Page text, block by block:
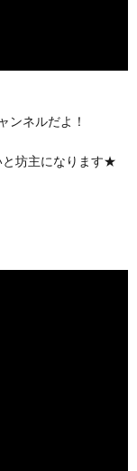
ネルだよ！
坊主になります★